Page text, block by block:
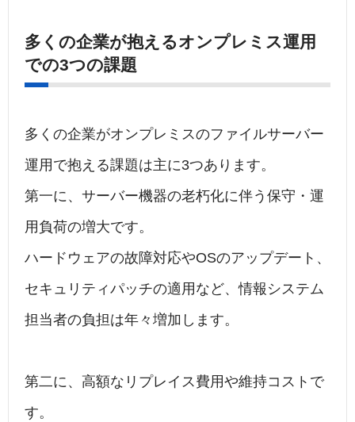
多くの企業が抱えるオンプレミス運用
での3つの課題
多くの企業がオンプレミスのファイルサーバー
運用で抱える課題は主に3つあります。
第一に、サーバー機器の老朽化に伴う保守・運
用負荷の増大です。
ハードウェアの故障対応やOSのアップデート、
セキュリティパッチの適用など、情報システム
担当者の負担は年々増加します。
第二に、高額なリプレイス費用や維持コストで
す。